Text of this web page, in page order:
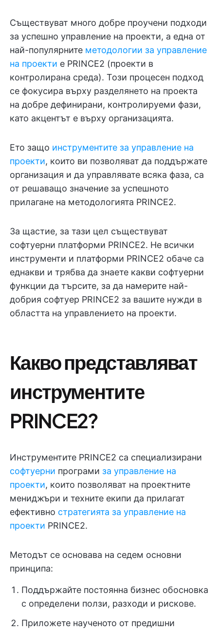
Съществуват много добре проучени подходи
за успешно управление на проекти, а една от
най-популярните методологии за управление
на проекти е PRINCE2 (проекти в
контролирана среда). Този процесен подход
се фокусира върху разделянето на проекта
на добре дефинирани, контролируеми фази,
като акцентът е върху организацията.
Ето защо инструментите за управление на
проекти, които ви позволяват да поддържате
организация и да управлявате всяка фаза, са
от решаващо значение за успешното
прилагане на методологията PRINCE2.
За щастие, за тази цел съществуват
софтуерни платформи PRINCE2. Не всички
инструменти и платформи PRINCE2 обаче са
еднакви и трябва да знаете какви софтуерни
функции да търсите, за да намерите най-
добрия софтуер PRINCE2 за вашите нужди в
областта на управлението на проекти.
Какво представляват
инструментите
PRINCE2?
Инструментите PRINCE2 са специализирани
софтуерни програми за управление на
проекти, които позволяват на проектните
мениджъри и техните екипи да прилагат
ефективно стратегията за управление на
проекти PRINCE2.
Методът се основава на седем основни
принципа:
Поддържайте постоянна бизнес обосновка
с определени ползи, разходи и рискове.
Приложете наученото от предишни